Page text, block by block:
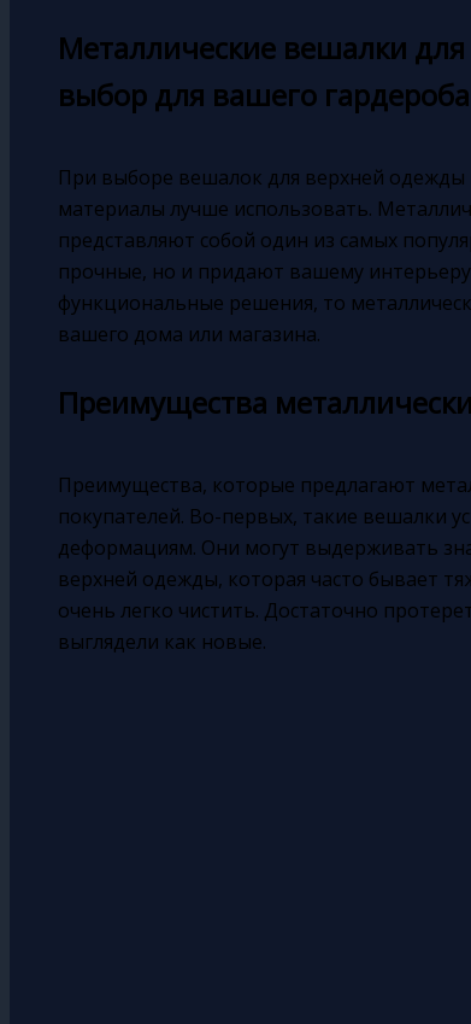
Металлические вешалки
выбор для вашего гардероба
При выборе вешалок для верхней одежды
материалы лучше использовать.
представляют собой один из самых
прочные, но и придают вашему
функциональные решения, то
вашего дома или магазина.
Преимущества
Преимущества, которые предлагают
покупателей. Во-первых, такие вешалки
деформациям. Они могут выдерживать
верхней одежды, которая часто бывает
очень легко чистить. Достаточно
выглядели как новые.